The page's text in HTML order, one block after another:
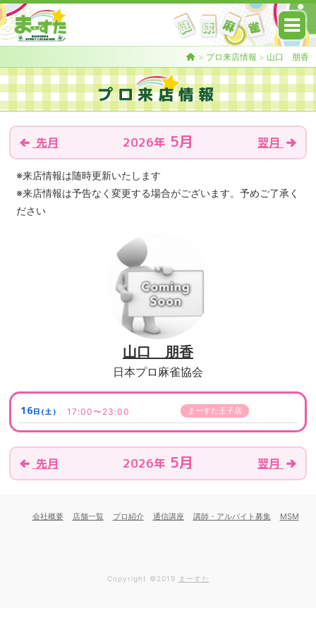
> プロ来店情報 > 山口 朋香
プロ来店情報
先月 2026年 5月 翌月
※来店情報は随時更新いたします
※来店情報は予告なく変更する場合がございます。予めご了承く
ださい
山口 朋香
日本プロ麻雀協会
16日(土) 17:00〜23:00 まーすた王子店
先月 2026年 5月 翌月
会社概要 店舗一覧 プロ紹介 通信講座 講師・アルバイト募集 MSM
Copyright ©2019 まーすた